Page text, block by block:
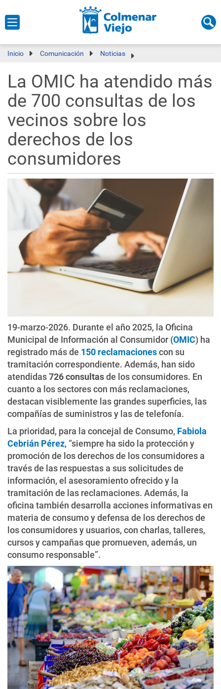
Inicio Comunicación Noticias
La OMIC ha atendido más
de 700 consultas de los
vecinos sobre los
derechos de los
consumidores
19-marzo-2026. Durante el año 2025, la Oficina
Municipal de Información al Consumidor (OMIC) ha
registrado más de 150 reclamacionescon su
tramitación correspondiente. Además, han sido
atendidas726 consultasde los consumidores. En
cuanto a los sectores con más reclamaciones,
destacan visiblemente las grandes superficies, las
compañías de suministros y las de telefonía.
La prioridad, para la concejal de Consumo, Fabiola
Cebrián Pérez, “siempre ha sido la protección y
promoción de los derechos de los consumidores a
través de las respuestas a sus solicitudes de
información, el asesoramiento ofrecido y la
tramitación de las reclamaciones. Además, la
oficina también desarrolla acciones informativas en
materia de consumo y defensa de los derechos de
los consumidores y usuarios, con charlas, talleres,
cursos y campañas que promueven, además, un
consumo responsable”.